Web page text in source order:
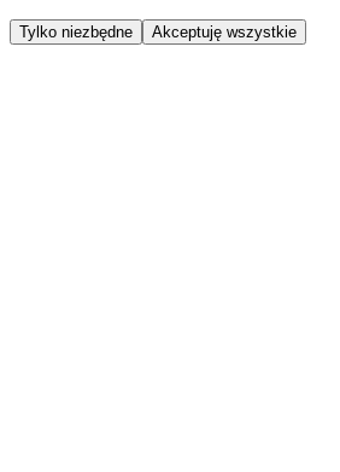
Tylko niezbędne Akceptuję wszystkie